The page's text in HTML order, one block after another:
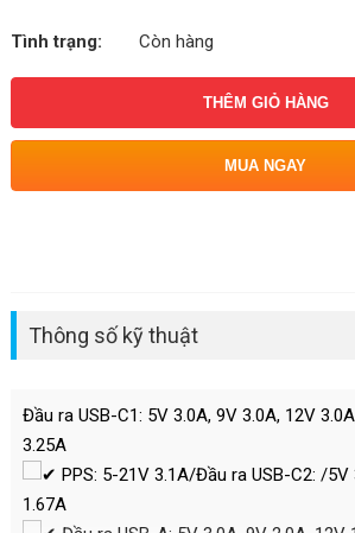
Tình trạng: Còn hàng
THÊM GIỎ HÀNG
MUA NGAY
Thông số kỹ thuật
Đầu ra USB-C1: 5V 3.0A, 9V 3.0A, 12V
3.25A
PPS: 5-21V 3.1A/Đầu ra USB-C2: /5V
1.67A